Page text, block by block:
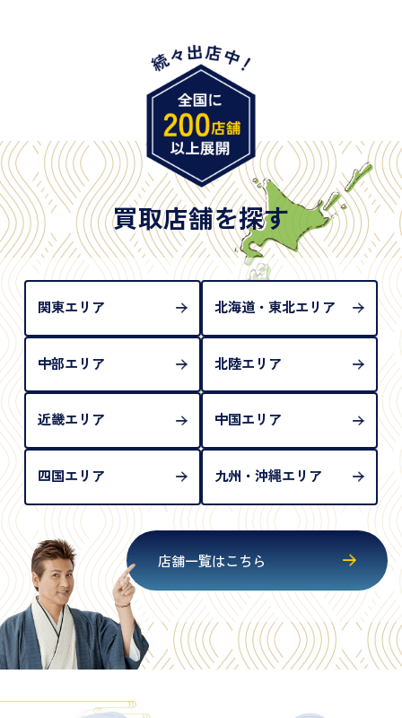
・旧パスポート
※原則として「公的機関が発行し、氏名、住所、生
年月日が記載されているもの
※日本国政府発行のもの
※2020年2月4日以降に申請された新型パスポートに
は「所持人記入欄（住所記載欄）」が存在しないた
め、単体では古物営業法上の本人確認書類として認
められない（住所確認ができないため）。補助書類
が必要となります
買取店舗を探す
関東エリア 北海道・東北エリア
中部エリア 北陸エリア
近畿エリア 中国エリア
四国エリア 九州・沖縄エリア
店舗一覧はこちら